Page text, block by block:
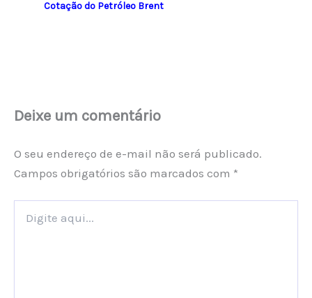
Cotação do Petróleo Brent
Deixe um comentário
O seu endereço de e-mail não será publicado.
Campos obrigatórios são marcados com *
aqui...